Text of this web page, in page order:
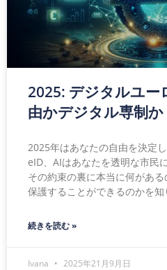
2025: デジタルユー
由かデジタル専制か
2025年はあなたの自由を決定
eID、AIはあなたを透明な市民
その約束の裏に本当に何があ
保護することができるのかを知
続きを読む »
Ivana 2025年21月9月日